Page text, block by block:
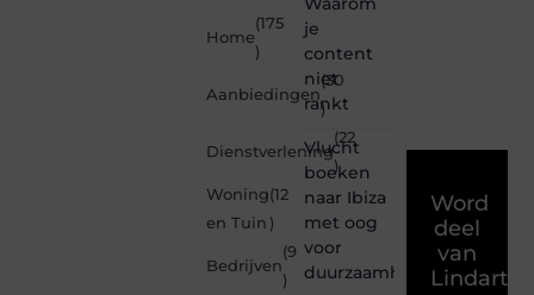
Home
(175
)
Aanbiedingen
(30
)
Dienstverlening
(22
)
Woning
en Tuin
(12
)
Bedrijven
(9
)
je
content
niet
rankt
Vlucht
boeken
naar Ibiza
met oog
voor
duurzaamheid
Word
deel
van